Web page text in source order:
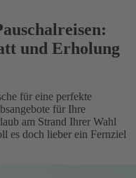
und Erholung
für eine perfekte
für Ihre
am Strand Ihrer Wahl
es doch lieber ein Fernziel